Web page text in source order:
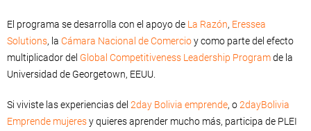
El programa se desarrolla con el apoyo de La Razón, Eressea
Solutions, la Cámara Nacional de Comercioy como parte del efecto
multiplicador del Global Competitiveness Leadership Programde la
Universidad de Georgetown, EEUU.
Si viviste las experiencias del 2day Bolivia emprende, o2dayBolivia
Emprende mujeresy quieres aprender mucho más, participa de PLEI